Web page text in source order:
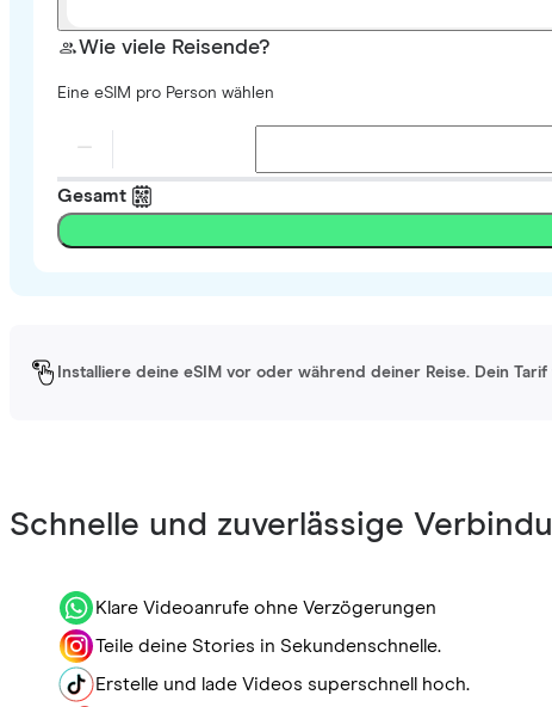
Wie viele Reisende?
Eine eSIM pro Person wählen
Gesamt
Installiere deine eSIM vor oder während deiner Reise. Dein
Schnelle und zuverlässige
Klare Videoanrufe ohne Verzögerungen
Teile deine Stories in Sekundenschnelle.
Erstelle und lade Videos superschnell hoch.